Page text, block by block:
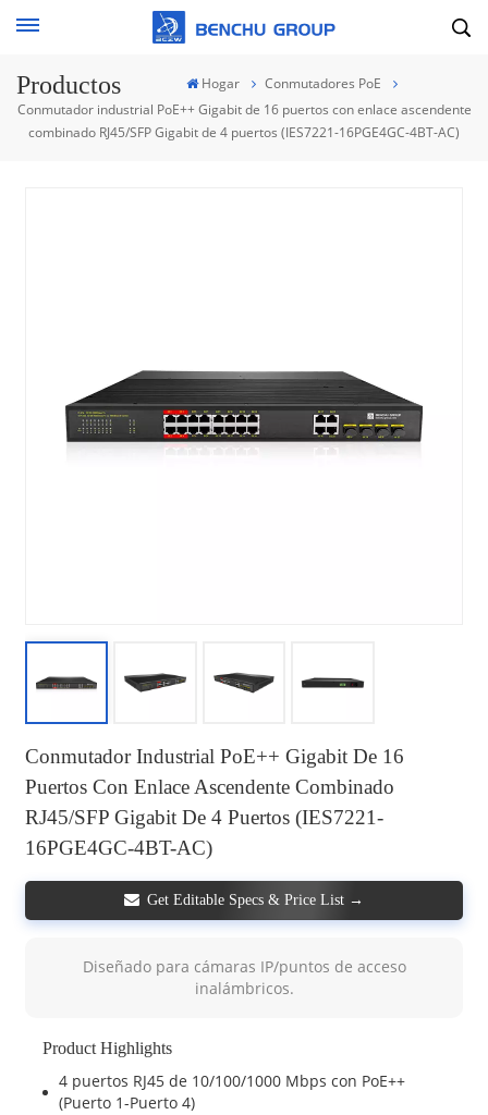
Productos Hogar
Conmutadores PoE
Conmutador industrial PoE++ Gigabit de 16 puertos con enlace ascendente
combinado RJ45/SFP Gigabit de 4 puertos (IES7221-16PGE4GC-4BT-AC)
Conmutador Industrial PoE++ Gigabit De 16
Puertos Con Enlace Ascendente Combinado
RJ45/SFP Gigabit De 4 Puertos (IES7221-
16PGE4GC-4BT-AC)
Get Editable Specs & Price List →
Diseñado para cámaras IP/puntos de acceso
inalámbricos.
Product Highlights
4 puertos RJ45 de 10/100/1000 Mbps con PoE++
(Puerto 1-Puerto 4)